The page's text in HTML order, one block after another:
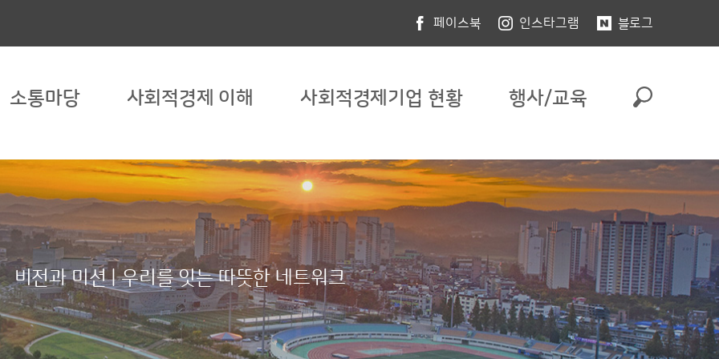
페이스북 인스타그램 블로그
소통마당 사회적경제 이해 사회적경제기업 현황 행사/교육
비전과 미션 | 우리를 잇는 따뜻한 네트워크